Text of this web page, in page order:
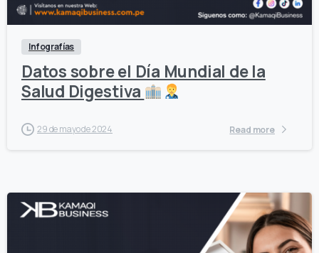
Infografías
Datos sobre el Día Mundial de la
Salud Digestiva
29 de mayo de 2024 Read more